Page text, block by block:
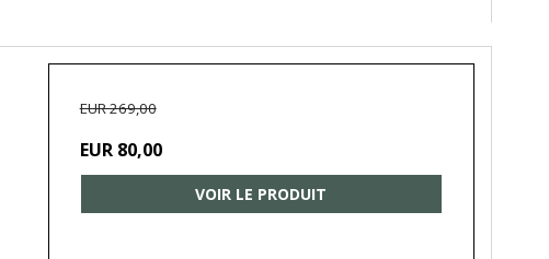
EUR 269,00
EUR 80,00
VOIR LE PRODUIT